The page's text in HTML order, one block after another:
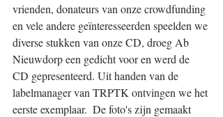
vrienden, donateurs van onze crowdfunding
en vele andere geïnteresseerden speelden we
diverse stukken van onze CD, droeg Ab
Nieuwdorp een gedicht voor en werd de
CD gepresenteerd. Uit handen van de
labelmanager van TRPTK ontvingen we het
eerste exemplaar.  De foto's zijn gemaakt